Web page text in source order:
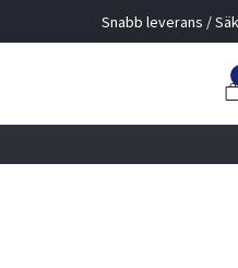
Snabb leverans /